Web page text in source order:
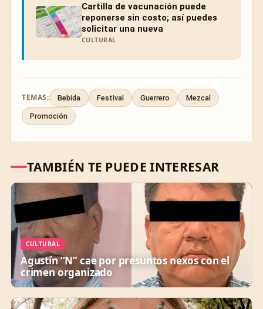
Cartilla de vacunación puede
reponerse sin costo; así puedes
solicitar una nueva
CULTURAL
TEMAS: Bebida Festival Guerrero Mezcal
Promoción
TAMBIÉN TE PUEDE INTERESAR
CULTURAL
Agustín “N” cae por presuntos nexos con el
crimen organizado